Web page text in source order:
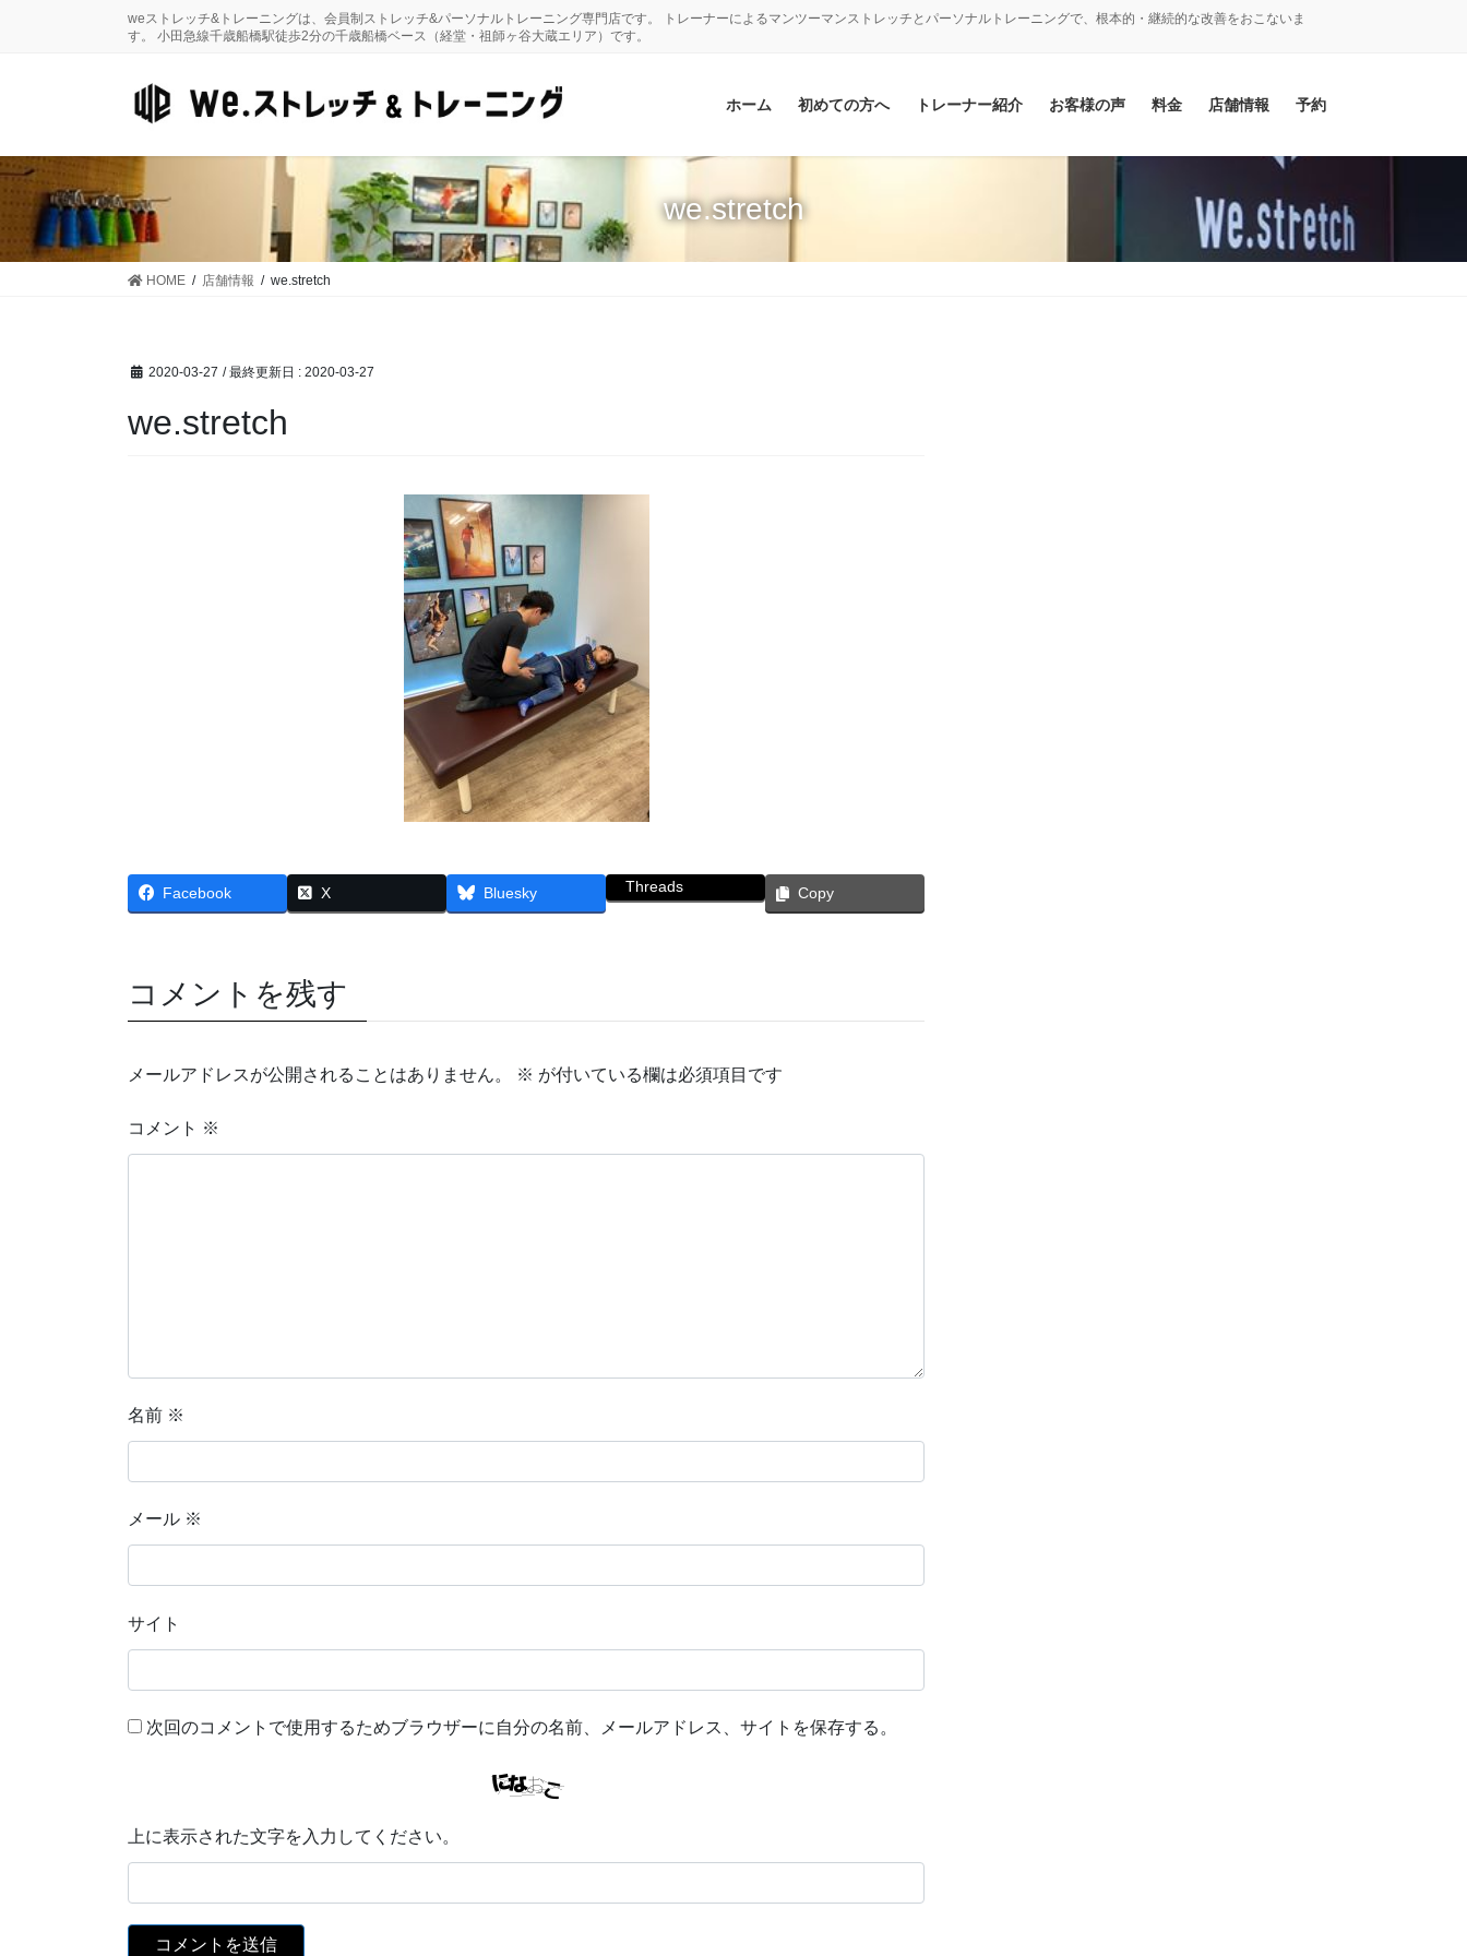
移
動
ン
に
weストレッチ&トレーニングは、会員制ストレッチ&パーソナルトレーニング専門店です。 トレーナーによるマンツーマンストレッチとパーソナルトレーニングで、根本的・継続的な改善をおこないま
す。 小田急線千歳船橋駅徒歩2分の千歳船橋ベース（経堂・祖師ヶ谷大蔵エリア）です。
ホーム 初めての方へ トレーナー紹介 お客様の声 料金 店舗情報 予約
we.stretch
HOME 店舗情報 we.stretch
2020-03-27 / 最終更新日 : 2020-03-27
we.stretch
Facebook X Bluesky Threads Copy
コメントを残す
メールアドレスが公開されることはありません。 ※ が付いている欄は必須項目です
コメント ※
名前 ※
メール ※
サイト
次回のコメントで使用するためブラウザーに自分の名前、メールアドレス、サイトを保存する。
上に表示された文字を入力してください。